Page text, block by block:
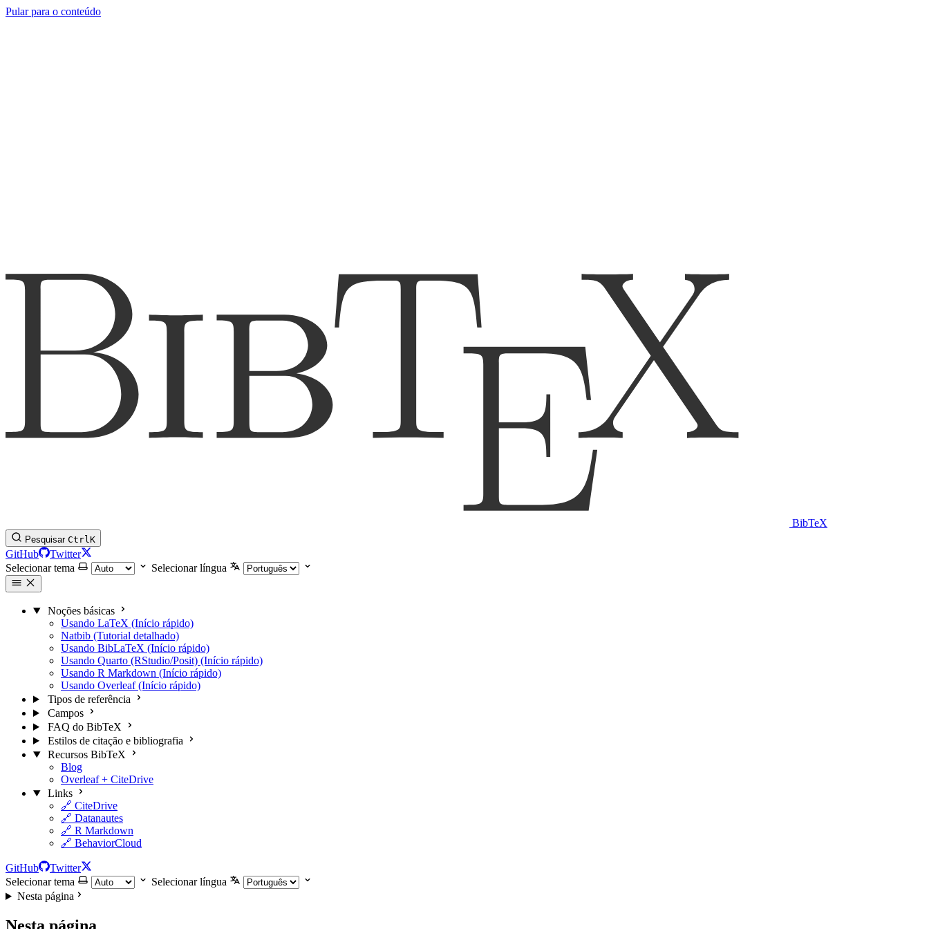
Pular para o conteúdo
BibTeX
Pesquisar CtrlK
GitHub
Twitter
Selecionar tema
Selecionar língua
Noções básicas
Usando LaTeX (Início rápido)
Natbib (Tutorial detalhado)
Usando BibLaTeX (Início rápido)
Usando Quarto (RStudio/Posit) (Início rápido)
Usando R Markdown (Início rápido)
Usando Overleaf (Início rápido)
Tipos de referência
Campos
FAQ do BibTeX
Estilos de citação e bibliografia
Recursos BibTeX
Blog
Overleaf + CiteDrive
Links
🔗 CiteDrive
🔗 Datanautes
🔗 R Markdown
🔗 BehaviorCloud
GitHub
Twitter
Selecionar tema
Selecionar língua
Nesta página